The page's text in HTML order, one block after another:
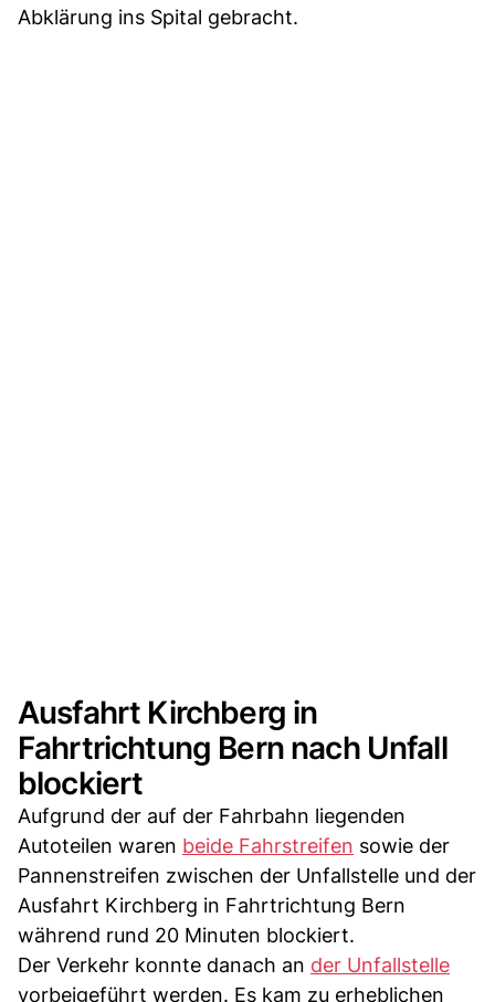
Abklärung ins Spital gebracht.
Ausfahrt Kirchberg in
Fahrtrichtung Bern nach Unfall
blockiert
Aufgrund der auf der Fahrbahn liegenden
Autoteilen waren beide Fahrstreifen sowie der
Pannenstreifen zwischen der Unfallstelle und der
Ausfahrt Kirchberg in Fahrtrichtung Bern
während rund 20 Minuten blockiert.
Der Verkehr konnte danach an der Unfallstelle
vorbeigeführt werden. Es kam zu erheblichen